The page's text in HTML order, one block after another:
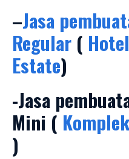
–Jasa
Regular ( Hotel
Estate)
-Jasa
Mini (
)